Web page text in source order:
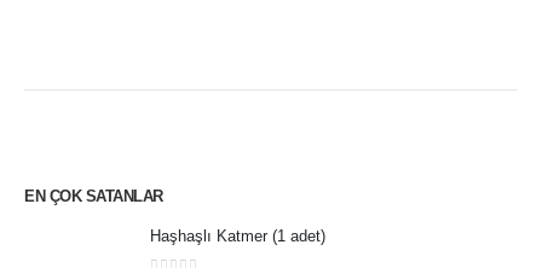
EN ÇOK SATANLAR
Haşhaşlı Katmer (1 adet)